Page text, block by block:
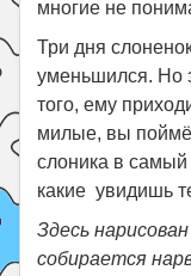
многие не
Три дня
уменьшился. Но
того, ему
милые, вы
слоника в самый
какие увидишь
Здесь
собирается